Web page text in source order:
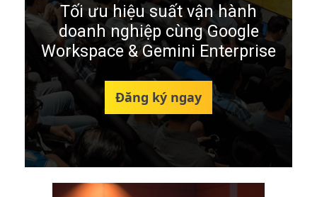
Tối ưu hiệu suất vận hành
doanh nghiệp cùng Google
Workspace & Gemini Enterprise
Đăng ký ngay